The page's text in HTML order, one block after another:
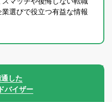
選びで役立つ有益な情報
した
バイザー